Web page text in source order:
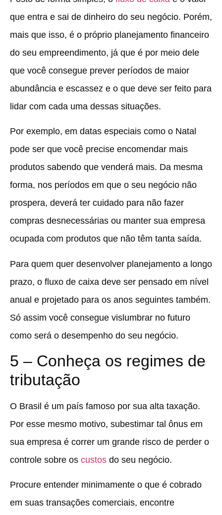
que entra e sai de dinheiro do seu negócio. Porém,
mais que isso, é o próprio planejamento financeiro
do seu empreendimento, já que é por meio dele
que você consegue prever períodos de maior
abundância e escassez e o que deve ser feito para
lidar com cada uma dessas situações.
Por exemplo, em datas especiais como o Natal
pode ser que você precise encomendar mais
produtos sabendo que venderá mais. Da mesma
forma, nos períodos em que o seu negócio não
prospera, deverá ter cuidado para não fazer
compras desnecessárias ou manter sua empresa
ocupada com produtos que não têm tanta saída.
Para quem quer desenvolver planejamento a longo
prazo, o fluxo de caixa deve ser pensado em nível
anual e projetado para os anos seguintes também.
Só assim você consegue vislumbrar no futuro
como será o desempenho do seu negócio.
5 – Conheça os regimes de
tributação
O Brasil é um país famoso por sua alta taxação.
Por esse mesmo motivo, subestimar tal ônus em
sua empresa é correr um grande risco de perder o
controle sobre os custos do seu negócio.
Procure entender minimamente o que é cobrado
em suas transações comerciais, encontre